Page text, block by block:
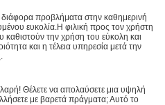
προβλήματα στην καθημερινή
ευκολία.Η φιλική προς τον χρήστη
καθιστούν την χρήση του εύκολη και
και η τέλεια υπηρεσία μετά την
Θέλετε να απολαύσετε μια υψηλή
με βαρετά πράγματα; Αυτό το